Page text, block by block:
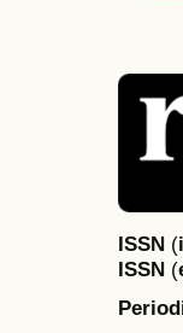
ISSN (
ISSN (